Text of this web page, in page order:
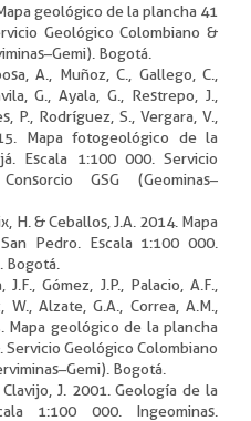
geológico de la plancha 41
Geológico Colombiano &
Bogotá.
A., Muñoz, C., Gallego, C.,
G., Ayala, G., Restrepo, J.,
P., Rodríguez, S., Vergara, V.,
Mapa fotogeológico de la
Escala 1:100 000. Servicio
GSG (Geominas–
H. & Ceballos, J.A. 2014. Mapa
Pedro. Escala 1:100 000.
Bogotá.
Gómez, J.P., Palacio, A.F.,
Alzate, G.A., Correa, A.M.,
Mapa geológico de la plancha
Servicio Geológico Colombiano
Bogotá.
J. 2001. Geología de la
1:100 000. Ingeominas.